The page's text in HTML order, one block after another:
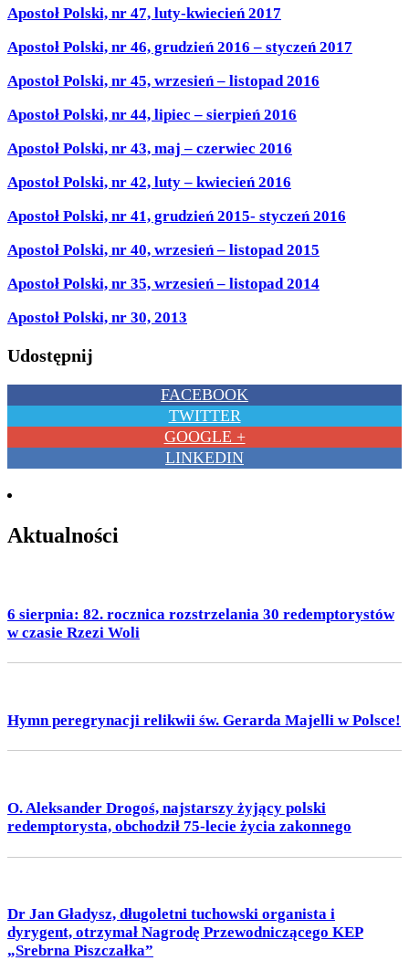
Apostoł Polski, nr 47, luty-kwiecień 2017
Apostoł Polski, nr 46, grudzień 2016 – styczeń 2017
Apostoł Polski, nr 45, wrzesień – listopad 2016
Apostoł Polski, nr 44, lipiec – sierpień 2016
Apostoł Polski, nr 43, maj – czerwiec 2016
Apostoł Polski, nr 42, luty – kwiecień 2016
Apostoł Polski, nr 41, grudzień 2015- styczeń 2016
Apostoł Polski, nr 40, wrzesień – listopad 2015
Apostoł Polski, nr 35, wrzesień – listopad 2014
Apostoł Polski, nr 30, 2013
Udostępnij
FACEBOOK
TWITTER
GOOGLE +
LINKEDIN
Aktualności
6 sierpnia: 82. rocznica rozstrzelania 30 redemptorystów
w czasie Rzezi Woli
Hymn peregrynacji relikwii św. Gerarda Majelli w Polsce!
O. Aleksander Drogoś, najstarszy żyjący polski
redemptorysta, obchodził 75-lecie życia zakonnego
Dr Jan Gładysz, długoletni tuchowski organista i
dyrygent, otrzymał Nagrodę Przewodniczącego KEP
„Srebrna Piszczałka”